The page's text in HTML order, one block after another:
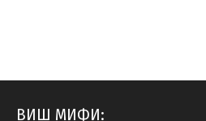
ВИШ МИФИ: